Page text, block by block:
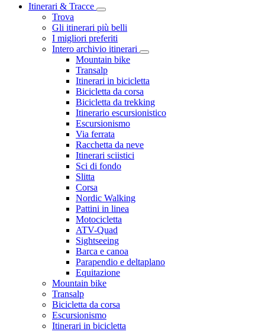
Itinerari & Tracce
Trova
Gli itinerari più belli
I migliori preferiti
Intero archivio itinerari
Mountain bike
Transalp
Itinerari in bicicletta
Bicicletta da corsa
Bicicletta da trekking
Itinerario escursionistico
Escursionismo
Via ferrata
Racchetta da neve
Itinerari sciistici
Sci di fondo
Slitta
Corsa
Nordic Walking
Pattini in linea
Motocicletta
ATV-Quad
Sightseeing
Barca e canoa
Parapendio e deltaplano
Equitazione
Mountain bike
Transalp
Bicicletta da corsa
Escursionismo
Itinerari in bicicletta